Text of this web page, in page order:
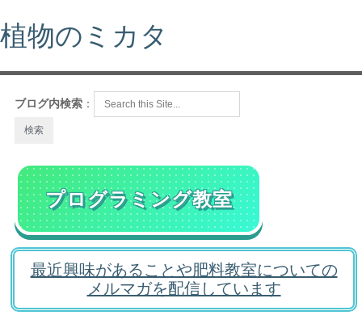
植物のミカタ
ブログ内検索 ：
プログラミング教室
最近興味があることや肥料教室についての
メルマガを配信しています